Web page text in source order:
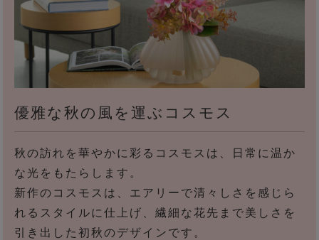
優雅な秋の風を運ぶコスモス
秋の訪れを華やかに彩るコスモスは、日常に温か
な光をもたらします。
新作のコスモスは、エアリーで清々しさを感じら
れるスタイルに仕上げ、繊細な花先まで美しさを
引き出した初秋のデザインです。